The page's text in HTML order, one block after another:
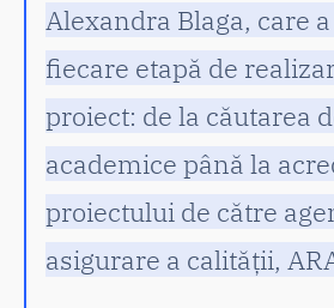
Alexandra Blaga, care
fiecare etapă de
proiect: de la căutarea
academice până la
proiectului de către
asigurare a calității,